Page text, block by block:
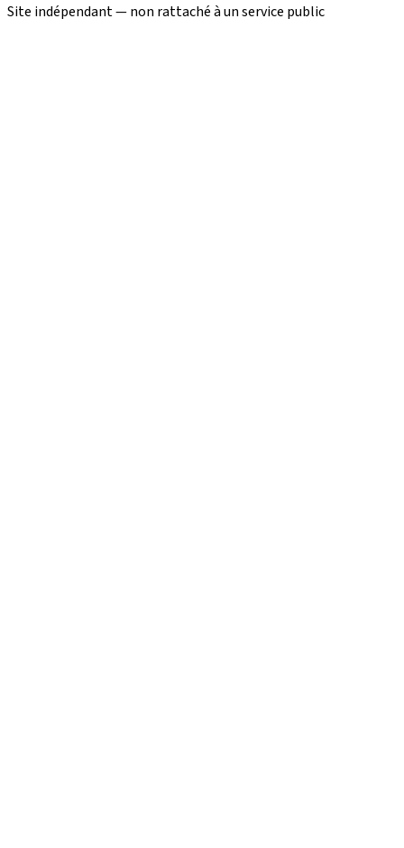
Site indépendant — non rattaché à un service public